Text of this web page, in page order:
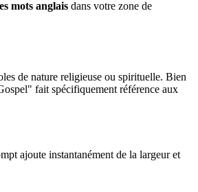
mots anglais dans votre zone de
de nature religieuse ou spirituelle. Bien
fait spécifiquement référence aux
ajoute instantanément de la largeur et